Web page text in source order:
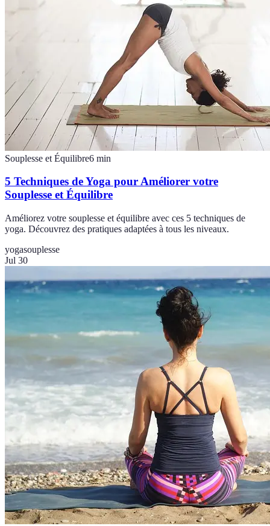
Souplesse et Équilibre6 min
5 Techniques de Yoga pour Améliorer votre
Souplesse et Équilibre
Améliorez votre souplesse et équilibre avec ces 5 techniques de
yoga. Découvrez des pratiques adaptées à tous les niveaux.
yogasouplesse
Jul 30